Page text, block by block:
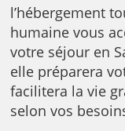
l’hébergement
humaine vous
votre séjour en
elle préparera
facilitera la vie
selon vos